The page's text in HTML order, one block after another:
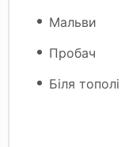
Мальви
Пробач
Біля тополі